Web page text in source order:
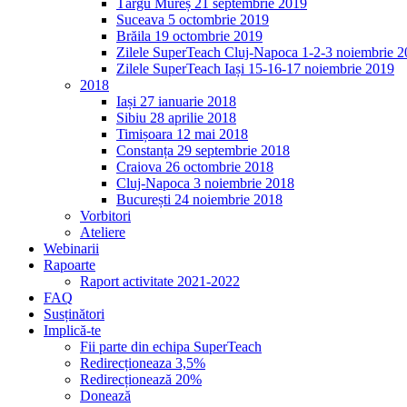
Târgu Mureș 21 septembrie 2019
Suceava 5 octombrie 2019
Brăila 19 octombrie 2019
Zilele SuperTeach Cluj-Napoca 1-2-3 noiembrie
Zilele SuperTeach Iași 15-16-17 noiembrie 2019
2018
Iași 27 ianuarie 2018
Sibiu 28 aprilie 2018
Timișoara 12 mai 2018
Constanța 29 septembrie 2018
Craiova 26 octombrie 2018
Cluj-Napoca 3 noiembrie 2018
București 24 noiembrie 2018
Vorbitori
Ateliere
Webinarii
Rapoarte
Raport activitate 2021-2022
FAQ
Susținători
Implică-te
Fii parte din echipa SuperTeach
Redirecționeaza 3,5%
Redirecționează 20%
Donează